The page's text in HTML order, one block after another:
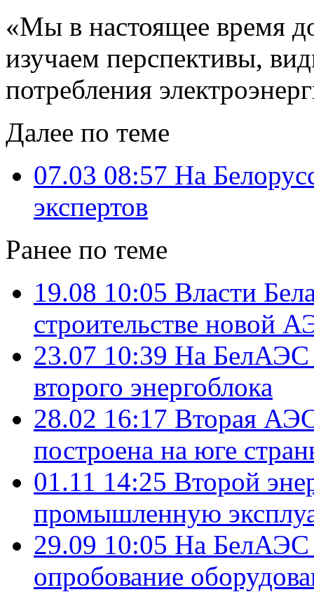
«Мы в настоящее время
изучаем перспективы,
потребления
Далее по теме
07.03 08:57 На
экспертов
Ранее по теме
19.08 10:05 Власти
строительстве новой
23.07 10:39 На БелАЭС
второго энергоблока
28.02 16:17 Вторая
построена на юге
01.11 14:25 Второй
промышленную
29.09 10:05 На БелАЭС
опробование